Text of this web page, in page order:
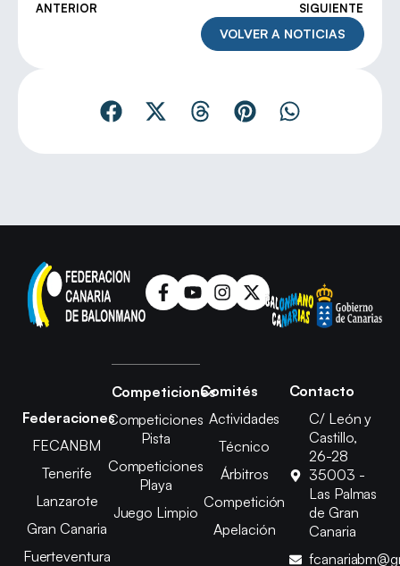
ANTERIOR SIGUIENTE
VOLVER A NOTICIAS
Federaciones
FECANBM
Tenerife
Lanzarote
Gran Canaria
Fuerteventura
Competiciones
Competiciones
Pista
Competiciones
Playa
Juego Limpio
Comités
Actividades
Técnico
Árbitros
Competición
Apelación
Contacto
C/ León y
Castillo,
26-28
35003 -
Las Palmas
de Gran
Canaria